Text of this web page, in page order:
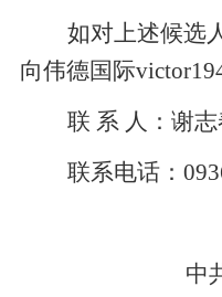
如对上述候选
向伟德国际
联 系 人：谢志
联系电话：
中